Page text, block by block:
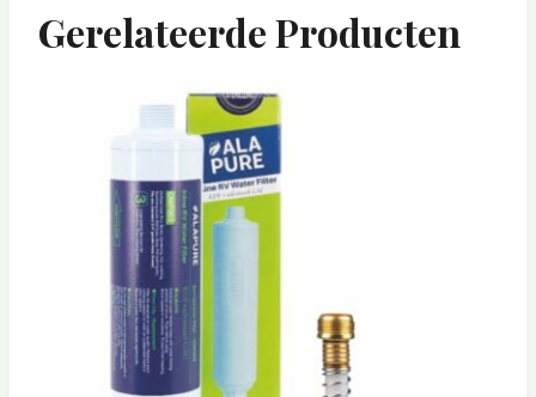
Gerelateerde Producten